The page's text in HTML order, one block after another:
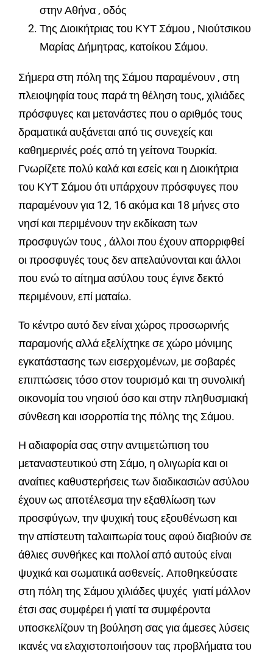
στην Αθήνα , οδός
Της Διοικήτριας του ΚΥΤ Σάμου , Νιούτσικου
Μαρίας Δήμητρας, κατοίκου Σάμου.
Σήμερα στη πόλη της Σάμου παραμένουν , στη
πλειοψηφία τους παρά τη θέληση τους, χιλιάδες
πρόσφυγες και μετανάστες που ο αριθμός τους
δραματικά αυξάνεται από τις συνεχείς και
καθημερινές ροές από τη γείτονα Τουρκία.
Γνωρίζετε πολύ καλά και εσείς και η Διοικήτρια
του ΚΥΤ Σάμου ότι υπάρχουν πρόσφυγες που
παραμένουν για 12, 16 ακόμα και 18 μήνες στο
νησί και περιμένουν την εκδίκαση των
προσφυγών τους , άλλοι που έχουν απορριφθεί
οι προσφυγές τους δεν απελαύνονται και άλλοι
που ενώ το αίτημα ασύλου τους έγινε δεκτό
περιμένουν, επί ματαίω.
Το κέντρο αυτό δεν είναι χώρος προσωρινής
παραμονής αλλά εξελίχτηκε σε χώρο μόνιμης
εγκατάστασης των εισερχομένων, με σοβαρές
επιπτώσεις τόσο στον τουρισμό και τη συνολική
οικονομία του νησιού όσο και στην πληθυσμιακή
σύνθεση και ισορροπία της πόλης της Σάμου.
Η αδιαφορία σας στην αντιμετώπιση του
μεταναστευτικού στη Σάμο, η ολιγωρία και οι
αναίτιες καθυστερήσεις των διαδικασιών ασύλου
έχουν ως αποτέλεσμα την εξαθλίωση των
προσφύγων, την ψυχική τους εξουθένωση και
την απίστευτη ταλαιπωρία τους αφού διαβιούν σε
άθλιες συνθήκες και πολλοί από αυτούς είναι
ψυχικά και σωματικά ασθενείς. Αποθηκεύσατε
στη πόλη της Σάμου χιλιάδες ψυχές γιατί μάλλον
έτσι σας συμφέρει ή γιατί τα συμφέροντα
υποσκελίζουν τη βούληση σας για άμεσες λύσεις
ικανές να ελαχιστοποιήσουν τας προβλήματα του